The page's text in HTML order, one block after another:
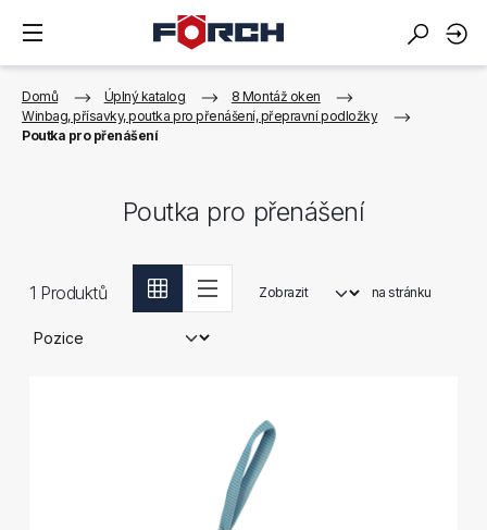
Domů Úplný katalog
8 Montáž oken
Winbag, přísavky, poutka pro přenášení, přepravní podložky
Poutka pro přenášení
Poutka pro přenášení
1 Produktů Zobrazit na stránku